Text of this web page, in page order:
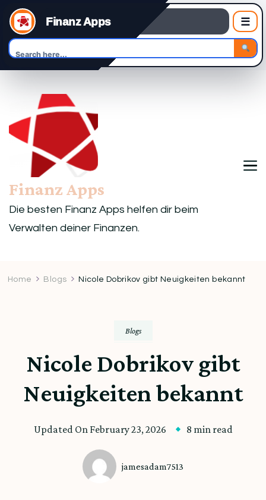
Finanz Apps ☰
Finanz Apps
Die besten Finanz Apps helfen dir beim
Verwalten deiner Finanzen.
Home Blogs Nicole Dobrikov gibt Neuigkeiten bekannt
Blogs
Nicole Dobrikov gibt
Neuigkeiten bekannt
Updated On February 23, 2026 8 min read
jamesadam7513